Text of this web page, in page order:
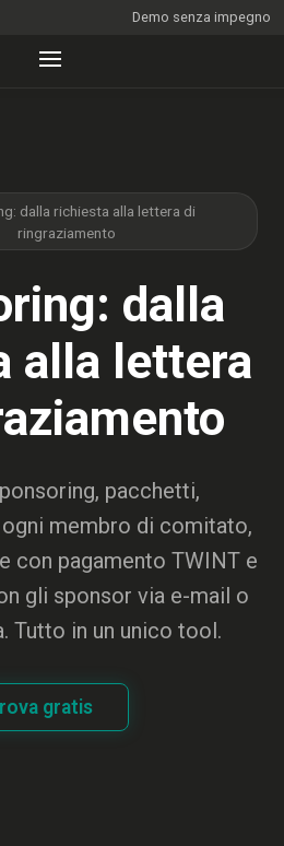
Demo senza impegno
dalla richiesta alla lettera di
ringraziamento
dalla
alla lettera
pacchetti,
membro di comitato,
con pagamento TWINT e
gli sponsor via e-mail o
Tutto in un unico tool.
gratis